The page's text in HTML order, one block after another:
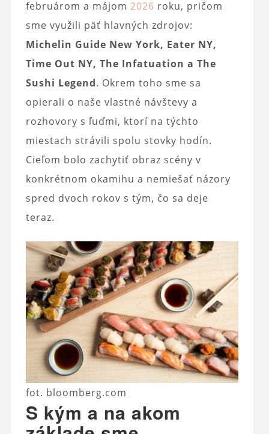
februárom a májom 2026 roku, pričom
sme využili päť hlavných zdrojov:
Michelin Guide New York, Eater NY,
Time Out NY, The Infatuation a The
Sushi Legend. Okrem toho sme sa
opierali o naše vlastné návštevy a
rozhovory s ľuďmi, ktorí na týchto
miestach strávili spolu stovky hodín.
Cieľom bolo zachytiť obraz scény v
konkrétnom okamihu a nemiešať názory
spred dvoch rokov s tým, čo sa deje
teraz.
fot. bloomberg.com
S kým a na akom